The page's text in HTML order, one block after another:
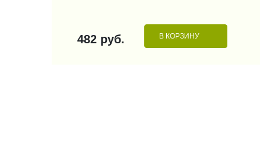
482 руб. В КОРЗИНУ